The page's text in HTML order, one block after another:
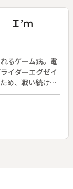
豊（松坂桃李）
合する二人。さ
ぶ（柳楽優弥）
Ｉ’ｍ
るゲーム病。電
イダーエグゼイ
め、戦い続け
作：石ノ森章太
２７日放送、全
生し、成長する
種のコンピュー